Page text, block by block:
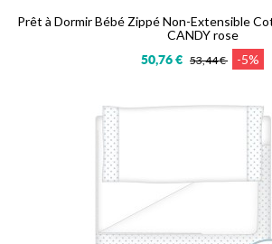
Prêt à Dormir Bébé Zippé Non-Extensible
CANDY rose
50,76 € 53,44 € -5%